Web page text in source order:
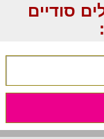
סודיים